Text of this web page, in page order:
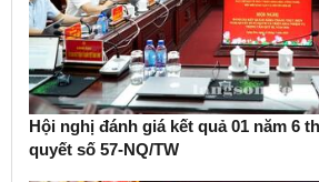
Hội nghị đánh giá kết quả 01 năm 6
quyết số 57-NQ/TW